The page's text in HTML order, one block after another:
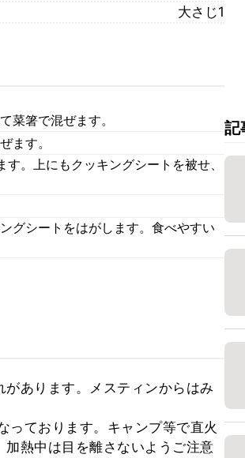
大さじ1
菜箸で混ぜます。
ます。
。上にもクッキングシートを被せ、
グシートをはがします。食べやすい
あります。メスティンからはみ
ております。キャンプ等で直火
熱中は目を離さないようご注意
記